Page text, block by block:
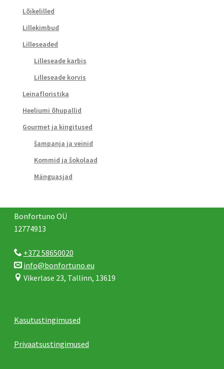
Lõikelilled
Lillekimbud
Lilleseaded
Lilleseade karbis
Lilleseade korvis
Leinafloristika
Heeliumi õhupallid
Gourmet ja kingitused
šampanja ja veinid
Kommid ja šokolaad
Mänguasjad
Bonfortuno OÜ
12774913
+372 58650020
info@bonfortuno.eu
Vikerlase 23, Tallinn, 13619
Kasutustingimused
Privaatsustingimused